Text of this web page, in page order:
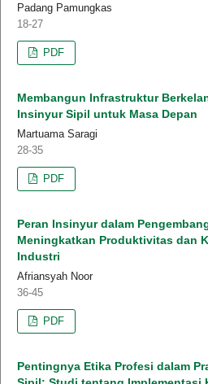
Padang Pamungkas
18-27
PDF
Membangun Infrastruktur
Insinyur Sipil untuk Masa Depan
Martuama Saragi
28-35
PDF
Peran Insinyur dalam
Meningkatkan Produktivitas dan
Industri
Afriansyah Noor
36-45
PDF
Pentingnya Etika Profesi dalam